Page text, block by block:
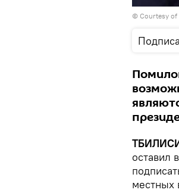
© Courtesy of
оставил
местных